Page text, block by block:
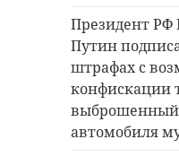
Президент РФ
Путин
штрафах с
конфискации
выброшенный
автомобиля